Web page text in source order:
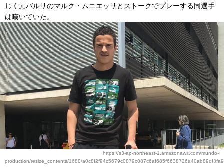
じく元バルサのマルク・ムニエッサとストークでプレーする同選手
は嘆いていた。
https://s3-ap-northeast-1.amazonaws.com/mundo-
production/resize_contents/1680/